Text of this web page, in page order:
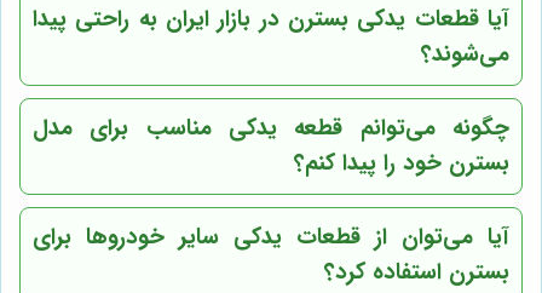
آیا قطعات یدکی بسترن در بازار ایران به راحتی پیدا
می‌شوند؟
چگونه می‌توانم قطعه یدکی مناسب برای مدل
بسترن خود را پیدا کنم؟
آیا می‌توان از قطعات یدکی سایر خودروها برای
بسترن استفاده کرد؟